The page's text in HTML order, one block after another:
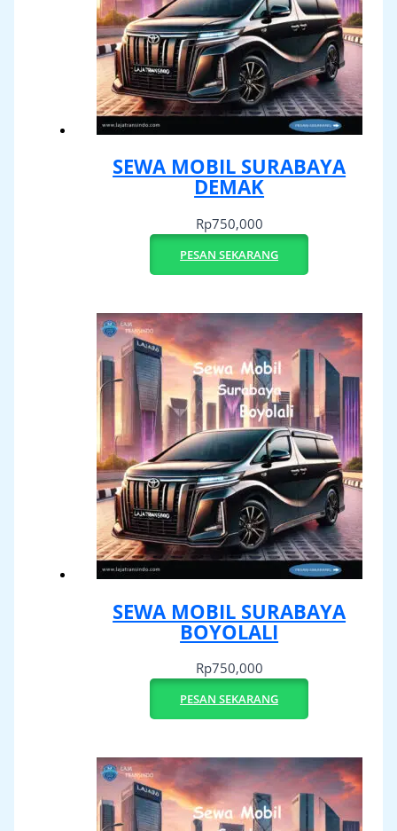
SEWA MOBIL SURABAYA
DEMAK
Rp750,000
PESAN SEKARANG
SEWA MOBIL SURABAYA
BOYOLALI
Rp750,000
PESAN SEKARANG